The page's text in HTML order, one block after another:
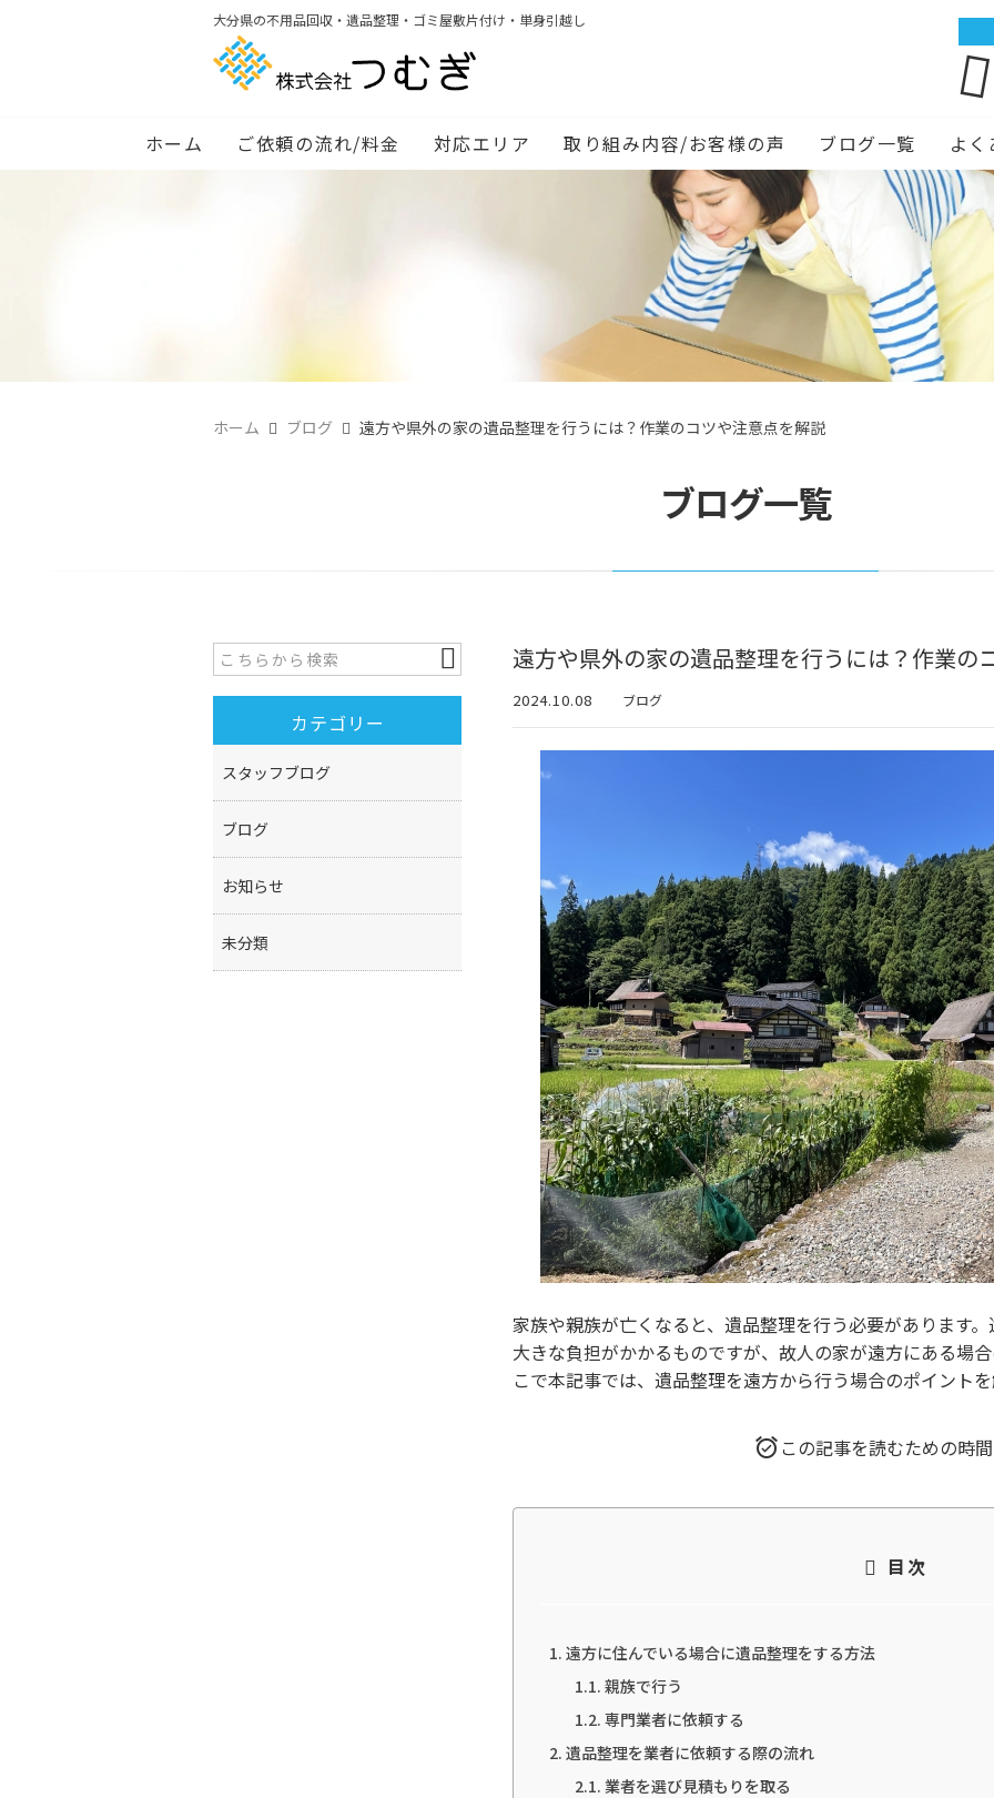
大分県の不用品回収・遺品整理・ゴミ屋敷片付け・単身引越し
ホーム ご依頼の流れ/料金 対応エリア 取り組み内容/お客様の声 ブログ一覧 よ
ホーム ブログ 遠方や県外の家の遺品整理を行うには？作業のコツや注意点を解説
ブログ一覧
遠方や県外の家の遺品整理を行うには？作業の
2024.10.08 ブログ
家族や親族が亡くなると、遺品整理を行う必要があります
大きな負担がかかるものですが、故人の家が遠方にある場
こで本記事では、遺品整理を遠方から行う場合のポイント
この記事を読むための時
目次
遠方に住んでいる場合に遺品整理をする方法
親族で行う
専門業者に依頼する
遺品整理を業者に依頼する際の流れ
業者を選び見積もりを取る
カテゴリー
スタッフブログ
ブログ
お知らせ
未分類